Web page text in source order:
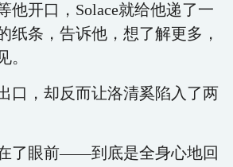
他开口，Solace就给他递了一
纸条，告诉他，想了解更多，
。
口，却反而让洛清奚陷入了两
了眼前——到底是全身心地回